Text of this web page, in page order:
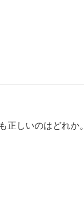
正しいのはどれか。